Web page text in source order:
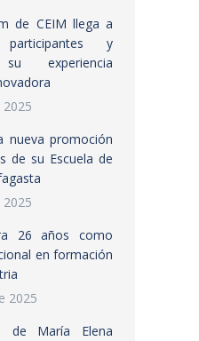
de CEIM llega a
y
experiencia
nueva promoción
de su Escuela de
26 años como
en formación
2025
de María Elena